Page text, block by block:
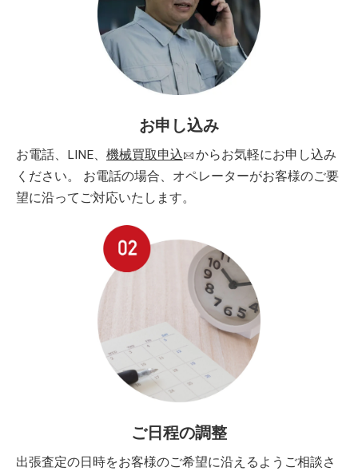
お申し込み
お電話、LINE、 機械買取申込
からお気軽にお申し込み
ください。 お電話の場合、オペレーターがお客様のご要
望に沿ってご対応いたします。
ご日程の調整
出張査定の日時をお客様のご希望に沿えるようご相談さ